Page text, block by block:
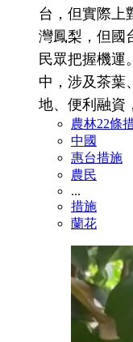
台，但實際上
灣鳳梨，但國
民眾把握機運
中，涉及茶葉
地、便利融資
農林22條
中國
惠台措施
農民
...
措施
蘭花